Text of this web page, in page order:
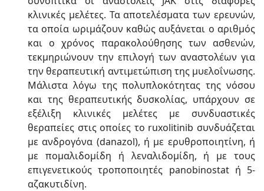
κλινικές μελέτες. Τα αποτελέσματα των ερευνών,
τα οποία ωριμάζουν καθώς αυξάνεται ο αριθμός
και ο χρόνος παρακολούθησης των ασθενών,
τεκμηριώνουν την επιλογή των αναστολέων για
την θεραπευτική αντιμετώπιση της μυελοΐνωσης.
Μάλιστα λόγω της πολυπλοκότητας της νόσου
και της θεραπευτικής δυσκολίας, υπάρχουν σε
εξέλιξη κλινικές μελέτες με συνδυαστικές
θεραπείες στις οποίες το ruxolitinib συνδυάζεται
με ανδρογόνα (danazol), ή με ερυθροποιητίνη, ή
με πομαλιδομίδη ή λεναλιδομίδη, ή με τους
επιγενετικούς τροποποιητές panobinostat ή 5-
αζακυτιδίνη.